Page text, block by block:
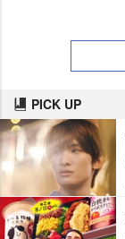
PICK UP